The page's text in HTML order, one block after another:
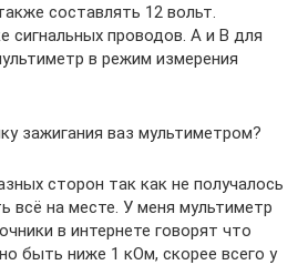
составлять 12 вольт.
сигнальных проводов. А и B для
в режим измерения
зажигания ваз мультиметром?
сторон так как не получалось
всё на месте. У меня мультиметр
в интернете говорят что
быть ниже 1 кОм, скорее всего у